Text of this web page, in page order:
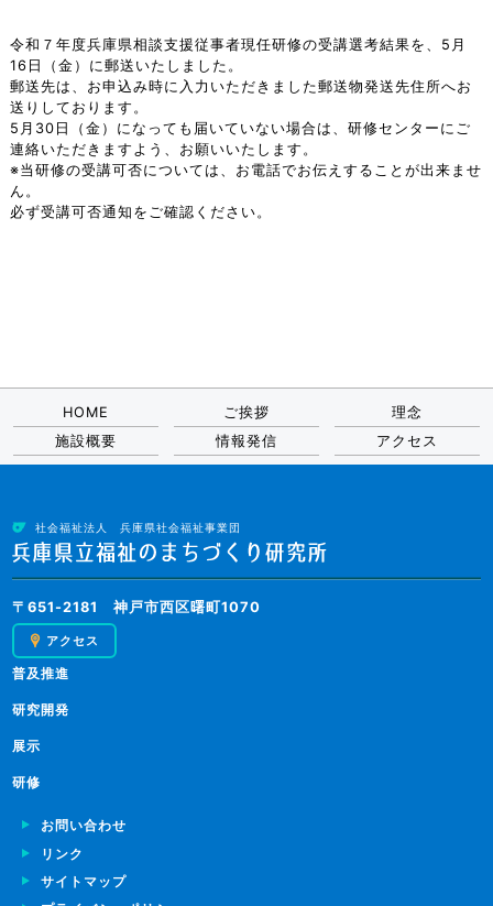
令和７年度兵庫県相談支援従事者現任研修の受講選考結果を、5月
16日（金）に郵送いたしました。
郵送先は、お申込み時に入力いただきました郵送物発送先住所へお
送りしております。
5月30日（金）になっても届いていない場合は、研修センターにご
連絡いただきますよう、お願いいたします。
※当研修の受講可否については、お電話でお伝えすることが出来ませ
ん。
必ず受講可否通知をご確認ください。
HOME ご挨拶
理念
施設概要
情報発信 アクセス
社会福祉法人 兵庫県社会福祉事業団
〒651-2181 神戸市西区曙町1070
アクセス
普及推進
研究開発
展示
研修
お問い合わせ
リンク
サイトマップ